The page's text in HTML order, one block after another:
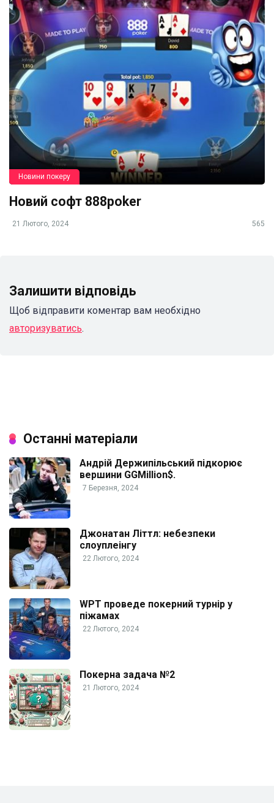
Новини покеру
Новий софт 888poker
21 Лютого, 2024 565
Залишити відповідь
Щоб відправити коментар вам необхідно
авторизуватись.
Останні матеріали
Андрій Держипільський підкорює
вершини GGMillion$.
7 Березня, 2024
Джонатан Літтл: небезпеки
слоуплеінгу
22 Лютого, 2024
WPT проведе покерний турнір у
піжамах
22 Лютого, 2024
Покерна задача №2
21 Лютого, 2024